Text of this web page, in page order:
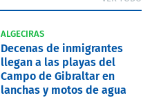
ALGECIRAS
Decenas de inmigrantes
llegan a las playas del
Campo de Gibraltar en
lanchas y motos de agua